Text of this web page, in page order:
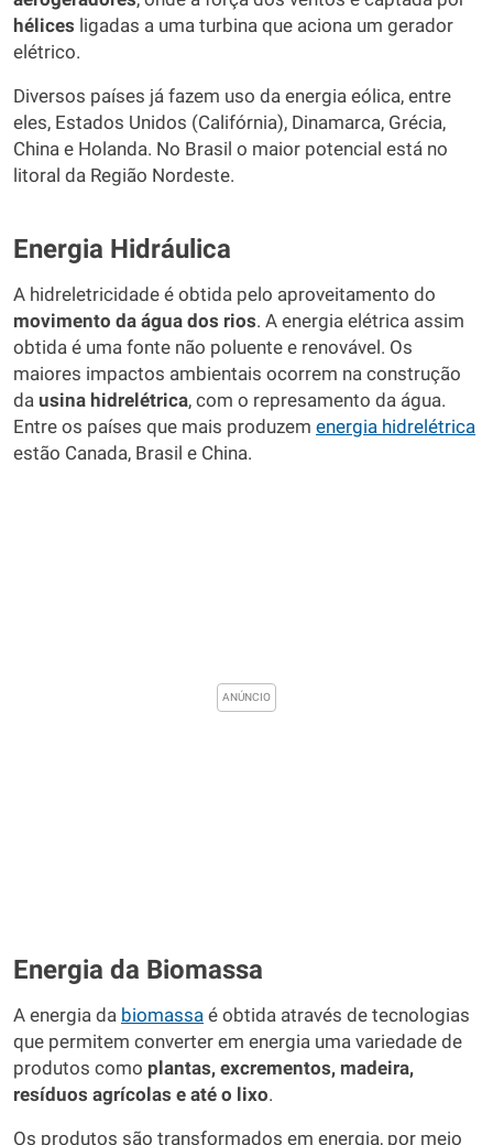
hélices ligadas a uma turbina que aciona um gerador
elétrico.
Diversos países já fazem uso da energia eólica, entre
eles, Estados Unidos (Califórnia), Dinamarca, Grécia,
China e Holanda. No Brasil o maior potencial está no
litoral da Região Nordeste.
Energia Hidráulica
A hidreletricidade é obtida pelo aproveitamento do
movimento da água dos rios. A energia elétrica assim
obtida é uma fonte não poluente e renovável. Os
maiores impactos ambientais ocorrem na construção
da usina hidrelétrica, com o represamento da água.
Entre os países que mais produzem energia hidrelétrica
estão Canada, Brasil e China.
Energia da Biomassa
A energia da biomassa é obtida através de tecnologias
que permitem converter em energia uma variedade de
produtos como plantas, excrementos, madeira,
resíduos agrícolas e até o lixo.
Os produtos são transformados em energia, por meio